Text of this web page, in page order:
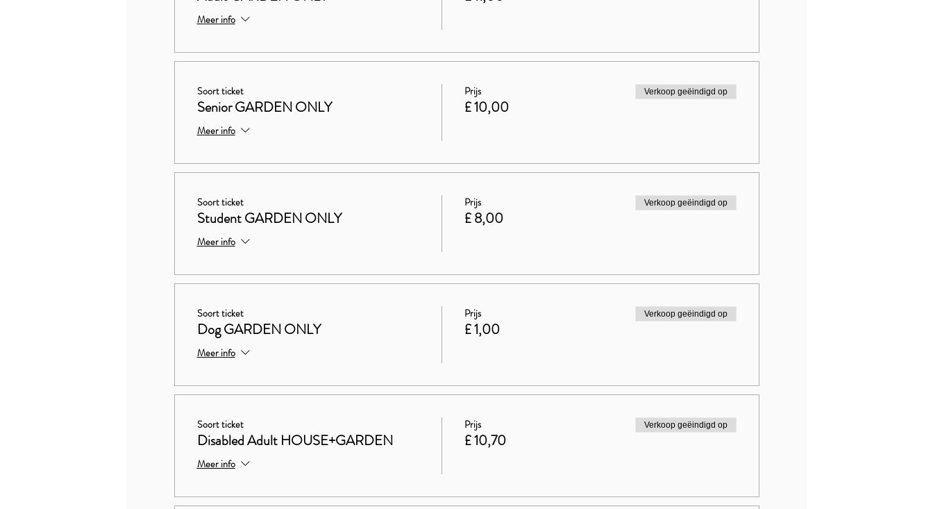
Meer info
Soort ticket
Senior GARDEN ONLY
Meer info
Prijs
£ 10,00
Verkoop geëindigd op
Soort ticket
Student GARDEN ONLY
Meer info
Prijs
£ 8,00
Verkoop geëindigd op
Soort ticket
Dog GARDEN ONLY
Meer info
Prijs
£ 1,00
Verkoop geëindigd op
Soort ticket
Disabled Adult HOUSE+GARDEN
Meer info
Prijs
£ 10,70
Verkoop geëindigd op